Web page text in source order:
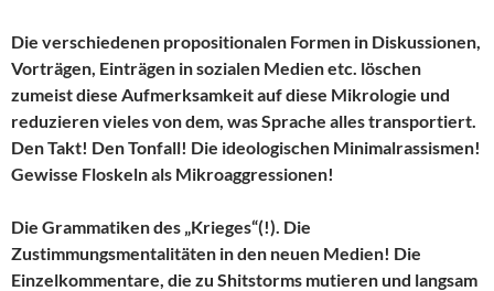
Die verschiedenen propositionalen Formen in Diskussionen,
Vorträgen, Einträgen in sozialen Medien etc. löschen
zumeist diese Aufmerksamkeit auf diese Mikrologie und
reduzieren vieles von dem, was Sprache alles transportiert.
Den Takt! Den Tonfall! Die ideologischen Minimalrassismen!
Gewisse Floskeln als Mikroaggressionen!
Die Grammatiken des „Krieges“(!). Die
Zustimmungsmentalitäten in den neuen Medien! Die
Einzelkommentare, die zu Shitstorms mutieren und langsam